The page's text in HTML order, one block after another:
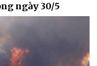
ngày 30/5